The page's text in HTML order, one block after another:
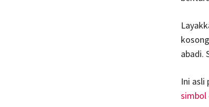
abadi.
Ini asli
simbol